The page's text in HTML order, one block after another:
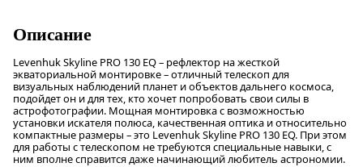
Описание
Levenhuk Skyline PRO 130 EQ – рефлектор на жесткой
экваториальной монтировке – отличный телескоп для
визуальных наблюдений планет и объектов дальнего космоса,
подойдет он и для тех, кто хочет попробовать свои силы в
астрофотографии. Мощная монтировка с возможностью
установки искателя полюса, качественная оптика и относительно
компактные размеры – это Levenhuk Skyline PRO 130 EQ. При этом
для работы с телескопом не требуются специальные навыки, с
ним вполне справится даже начинающий любитель астрономии.